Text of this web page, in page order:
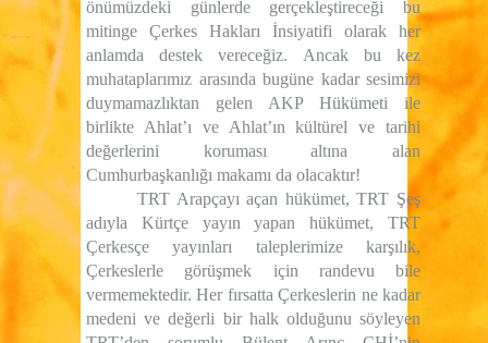
önümüzdeki günlerde gerçekleştireceği bu
mitinge Çerkes Hakları İnsiyatifi olarak her
anlamda destek vereceğiz. Ancak bu kez
muhataplarımız arasında bugüne kadar sesimizi
duymamazlıktan gelen AKP Hükümeti ile
birlikte Ahlat’ı ve Ahlat’ın kültürel ve tarihi
değerlerini koruması altına alan
Cumhurbaşkanlığı makamı da olacaktır!
TRT Arapçayı açan hükümet, TRT Şeş
adıyla Kürtçe yayın yapan hükümet, TRT
Çerkesçe yayınları taleplerimize karşılık,
Çerkeslerle görüşmek için randevu bile
vermemektedir. Her fırsatta Çerkeslerin ne kadar
medeni ve değerli bir halk olduğunu söyleyen